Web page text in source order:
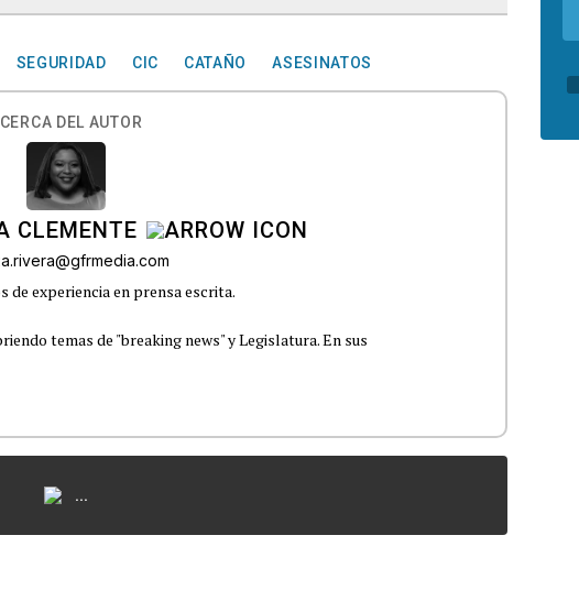
SEGURIDAD CIC CATAÑO ASESINATOS
DEL AUTOR
CLEMENTE
de experiencia en prensa escrita.
temas de "breaking news" y Legislatura. En sus
...